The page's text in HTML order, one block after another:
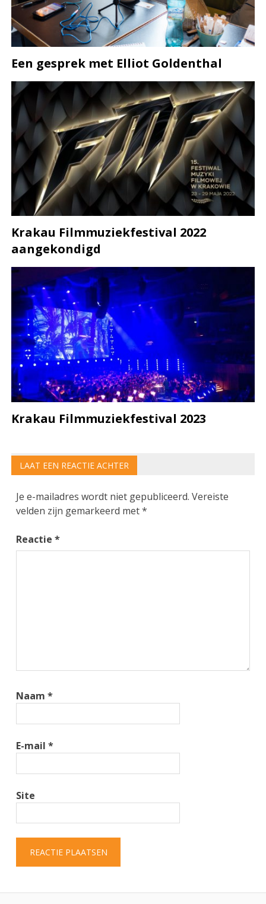
Een gesprek met Elliot Goldenthal
Krakau Filmmuziekfestival 2022
aangekondigd
Krakau Filmmuziekfestival 2023
LAAT EEN REACTIE ACHTER
Je e-mailadres wordt niet gepubliceerd. Vereiste
velden zijn gemarkeerd met*
Reactie*
Naam*
E-mail*
Site